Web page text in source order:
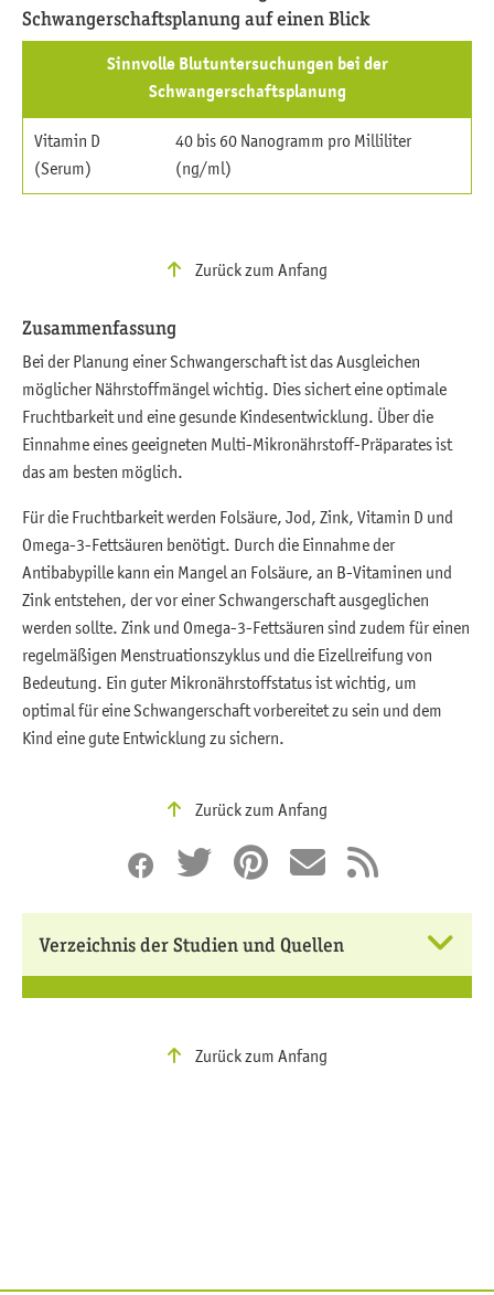
Schwangerschaftsplanung auf einen Blick
Sinnvolle Blutuntersuchungen bei der
Schwangerschaftsplanung
Vitamin D
(Serum)
40 bis 60 Nanogramm pro Milliliter
(ng/ml)
Zurück zum Anfang
Zusammenfassung
Bei der Planung einer Schwangerschaft ist das Ausgleichen
möglicher Nährstoffmängel wichtig. Dies sichert eine optimale
Fruchtbarkeit und eine gesunde Kindesentwicklung. Über die
Einnahme eines geeigneten Multi-Mikronährstoff-Präparates ist
das am besten möglich.
Für die Fruchtbarkeit werden Folsäure, Jod, Zink, Vitamin D und
Omega-3-Fettsäuren benötigt. Durch die Einnahme der
Antibabypille kann ein Mangel an Folsäure, an B-Vitaminen und
Zink entstehen, der vor einer Schwangerschaft ausgeglichen
werden sollte. Zink und Omega-3-Fettsäuren sind zudem für einen
regelmäßigen Menstruationszyklus und die Eizellreifung von
Bedeutung. Ein guter Mikronährstoffstatus ist wichtig, um
optimal für eine Schwangerschaft vorbereitet zu sein und dem
Kind eine gute Entwicklung zu sichern.
Zurück zum Anfang
Verzeichnis der Studien und Quellen
Zurück zum Anfang